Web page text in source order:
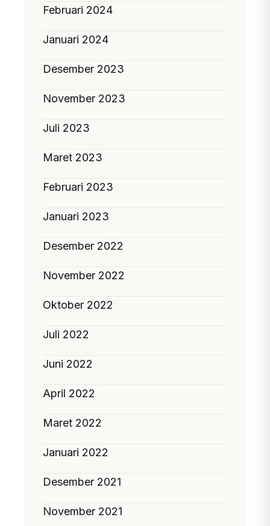
Februari 2024
Januari 2024
Desember 2023
November 2023
Juli 2023
Maret 2023
Februari 2023
Januari 2023
Desember 2022
November 2022
Oktober 2022
Juli 2022
Juni 2022
April 2022
Maret 2022
Januari 2022
Desember 2021
November 2021